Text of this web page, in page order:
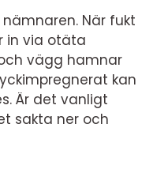
När fukt
in via otäta
vägg hamnar
kan
Är det vanligt
sakta ner och